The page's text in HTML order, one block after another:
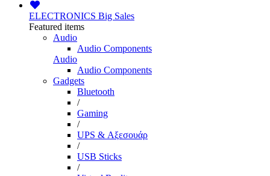
ELECTRONICS Big Sales
Featured items
Audio
Audio Components
Audio
Audio Components
Gadgets
Bluetooth
/
Gaming
/
UPS & Αξεσουάρ
/
USB Sticks
/